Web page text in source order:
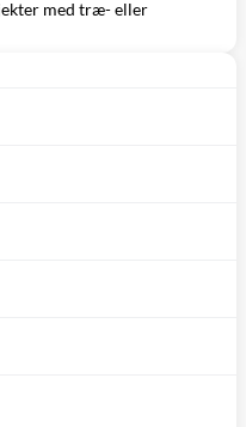
med træ- eller